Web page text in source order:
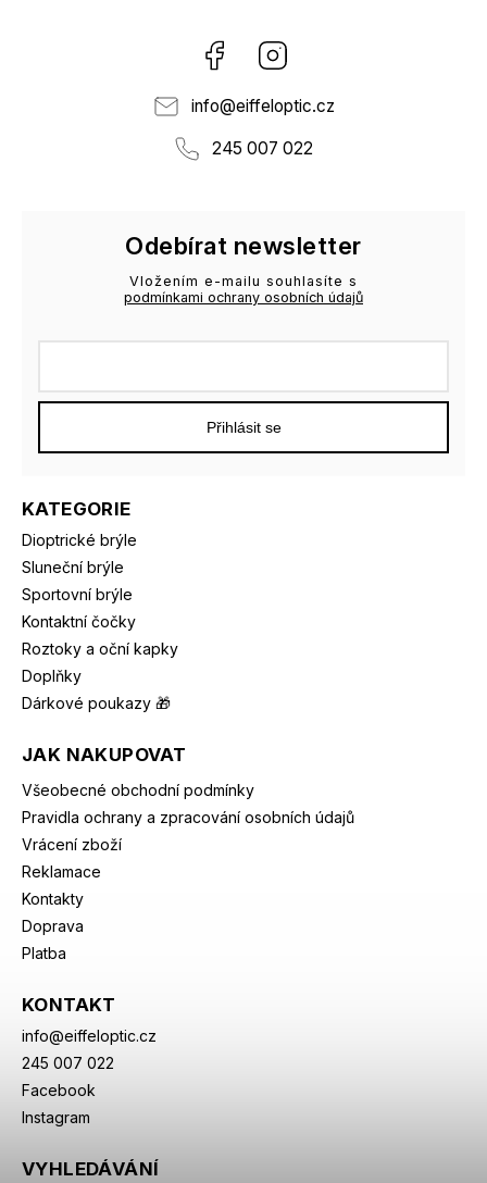
Facebook
info@eiffeloptic.cz
245 007 022
KATEGORIE
Dioptrické brýle
Sluneční brýle
Sportovní brýle
Kontaktní čočky
Roztoky a oční kapky
Doplňky
Dárkové poukazy 🎁
JAK NAKUPOVAT
Všeobecné obchodní podmínky
Pravidla ochrany a zpracování osobních údajů
Vrácení zboží
Reklamace
Kontakty
Doprava
Platba
KONTAKT
info@eiffeloptic.cz
245 007 022
Facebook
Instagram
Odebírat newsletter
Vložením e-mailu souhlasíte s
podmínkami ochrany osobních údajů
Přihlásit se
VYHLEDÁVÁNÍ